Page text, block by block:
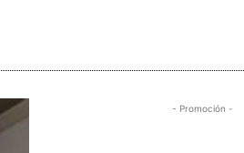
- Promoción -